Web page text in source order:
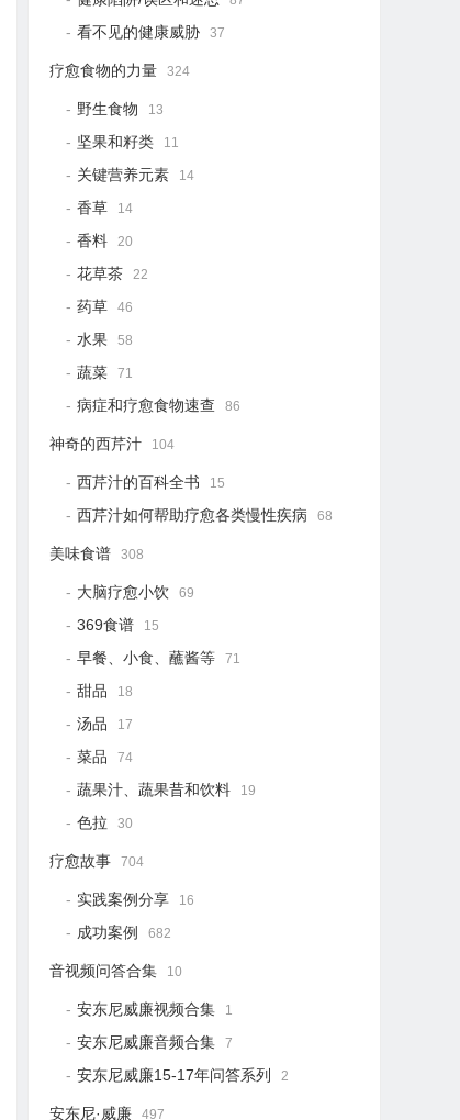
看不见的健康威胁 37
疗愈食物的力量 324
野生食物 13
坚果和籽类 11
关键营养元素 14
香草 14
香料 20
花草茶 22
药草 46
水果 58
蔬菜 71
病症和疗愈食物速查 86
神奇的西芹汁 104
西芹汁的百科全书 15
西芹汁如何帮助疗愈各类慢性疾病 68
美味食谱 308
大脑疗愈小饮 69
369食谱 15
早餐、小食、蘸酱等 71
甜品 18
汤品 17
菜品 74
蔬果汁、蔬果昔和饮料 19
色拉 30
疗愈故事 704
实践案例分享 16
成功案例 682
音视频问答合集 10
安东尼威廉视频合集 1
安东尼威廉音频合集 7
安东尼威廉15-17年问答系列 2
安东尼·威廉 497